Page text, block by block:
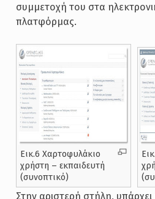
συμμετοχή του στα
πλατφόρμας.
Εικ.6 Χαρτοφυλάκιο
χρήστη – εκπαιδευτή
(συνοπτικό)
Στην αριστερή στήλη, υπάρχει